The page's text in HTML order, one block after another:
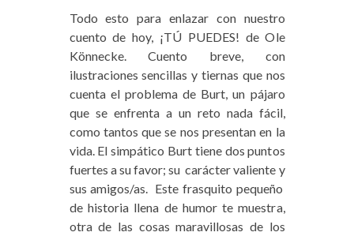
Todo esto para enlazar con nuestro
cuento de hoy, ¡TÚ PUEDES! de Ole
Könnecke. Cuento breve, con
ilustraciones sencillas y tiernas que nos
cuenta el problema de Burt, un pájaro
que se enfrenta a un reto nada fácil,
como tantos que se nos presentan en la
vida. El simpático Burt tiene dos puntos
fuertes a su favor; su carácter valiente y
sus amigos/as. Este frasquito pequeño
de historia llena de humor te muestra,
otra de las cosas maravillosas de los